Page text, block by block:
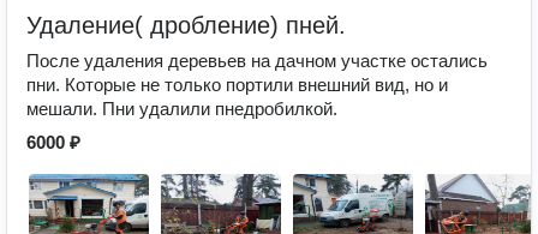
Удаление( дробление) пней.
После удаления деревьев на дачном участке остались
пни. Которые не только портили внешний вид, но и
мешали. Пни удалили пнедробилкой.
6000 ₽